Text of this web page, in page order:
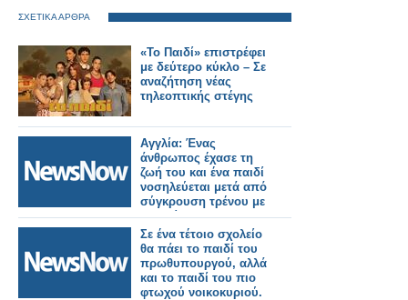
ΣΧΕΤΙΚΑ ΑΡΘΡΑ
«Το Παιδί» επιστρέφει
με δεύτερο κύκλο – Σε
αναζήτηση νέας
τηλεοπτικής στέγης
Αγγλία: Ένας
άνθρωπος έχασε τη
ζωή του και ένα παιδί
νοσηλεύεται μετά από
σύγκρουση τρένου με
αυτοκίνητο.
Σε ένα τέτοιο σχολείο
θα πάει το παιδί του
πρωθυπουργού, αλλά
και το παιδί του πιο
φτωχού νοικοκυριού.